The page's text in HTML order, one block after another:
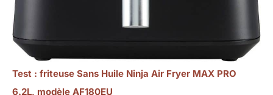
Test : friteuse Sans Huile Ninja Air Fryer MAX PRO
6.2L, modèle AF180EU